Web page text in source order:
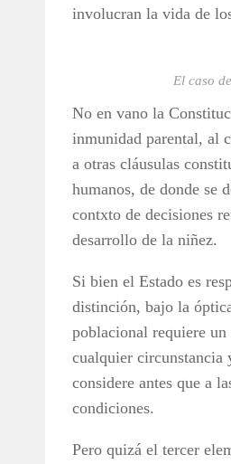
involucran la vida de
El caso
No en vano la
inmunidad parental, al
a otras cláusulas
humanos, de donde se
contxto de decisiones
desarrollo de la niñez.
Si bien el Estado es
distinción, bajo la
poblacional requiere
cualquier circunstancia
considere antes que a
condiciones.
Pero quizá el tercer